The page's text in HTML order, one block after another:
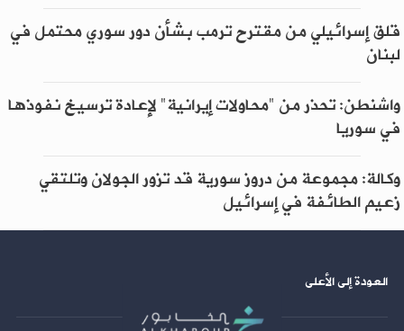
قلق إسرائيلي من مقترح ترمب بشأن دور سوري محتمل في
لبنان
واشنطن: تحذر من "محاولات إيرانية" لإعادة ترسيخ نفوذها
في سوريا
وكالة: مجموعة من دروز سورية قد تزور الجولان وتلتقي
زعيم الطائفة في إسرائيل
العودة إلى الأعلى